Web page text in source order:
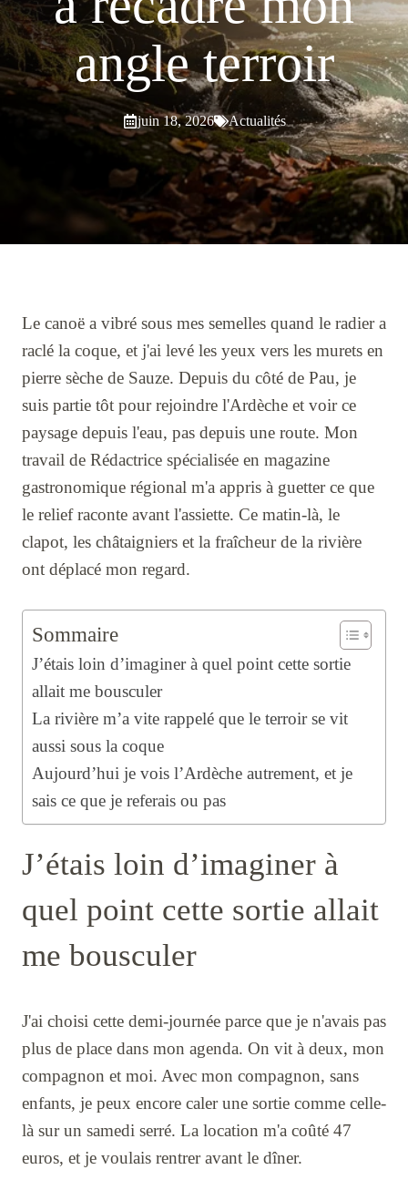
angle terroir
juin 18, 2026 Actualités
Le canoë a vibré sous mes semelles quand le radier a
raclé la coque, et j'ai levé les yeux vers les murets en
pierre sèche de Sauze. Depuis du côté de Pau, je
suis partie tôt pour rejoindre l'Ardèche et voir ce
paysage depuis l'eau, pas depuis une route. Mon
travail de Rédactrice spécialisée en magazine
gastronomique régional m'a appris à guetter ce que
le relief raconte avant l'assiette. Ce matin-là, le
clapot, les châtaigniers et la fraîcheur de la rivière
ont déplacé mon regard.
Sommaire
J’étais loin d’imaginer à quel point cette sortie
allait me bousculer
La rivière m’a vite rappelé que le terroir se vit
aussi sous la coque
Aujourd’hui je vois l’Ardèche autrement, et je
sais ce que je referais ou pas
J’étais loin d’imaginer à
quel point cette sortie allait
me bousculer
J'ai choisi cette demi-journée parce que je n'avais pas
plus de place dans mon agenda. On vit à deux, mon
compagnon et moi. Avec mon compagnon, sans
enfants, je peux encore caler une sortie comme celle-
là sur un samedi serré. La location m'a coûté 47
euros, et je voulais rentrer avant le dîner.